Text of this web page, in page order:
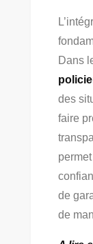
Dans
des
faire
de
de